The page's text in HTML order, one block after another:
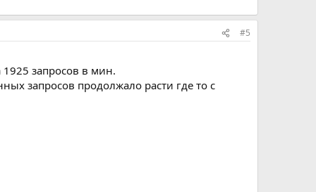
#5
1925 запросов в мин.
запросов продолжало расти где то с